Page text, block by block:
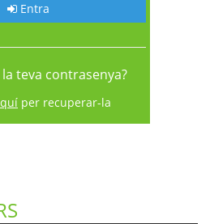
Entra
teva contrasenya?
per recuperar-la